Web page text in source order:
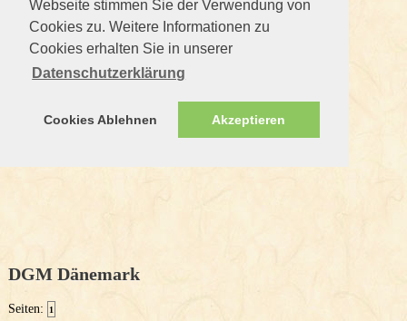
Webseite stimmen Sie der Verwendung von
Cookies zu. Weitere Informationen zu
Cookies erhalten Sie in unserer
Datenschutzerklärung
Cookies Ablehnen Akzeptieren
DGM Dänemark
Seiten: 1